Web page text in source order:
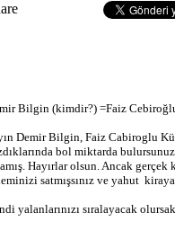
Bilgin (kimdir?) =Faiz
Demir Bilgin, Faiz Cabiroglu
bol miktarda
Hayırlar olsun. Ancak
satmışsınız ve yahut
yalanlarınızı sıralayacak olursak